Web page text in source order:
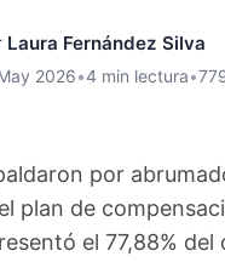
Laura Fernández Silva
2026•4 min lectura•
por
plan de
el 77,88%